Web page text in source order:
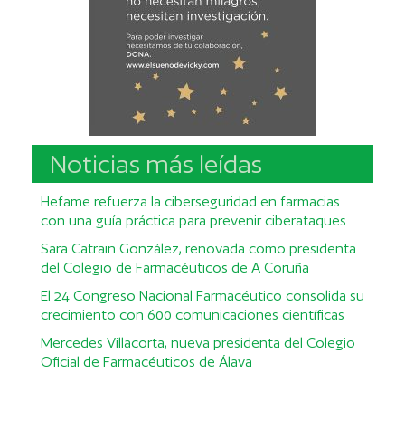
Noticias más leídas
Hefame refuerza la ciberseguridad en farmacias
con una guía práctica para prevenir ciberataques
Sara Catrain González, renovada como presidenta
del Colegio de Farmacéuticos de A Coruña
El 24 Congreso Nacional Farmacéutico consolida su
crecimiento con 600 comunicaciones científicas
Mercedes Villacorta, nueva presidenta del Colegio
Oficial de Farmacéuticos de Álava